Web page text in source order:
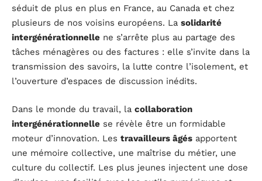
séduit de plus en plus en France, au Canada et chez
plusieurs de nos voisins européens. La solidarité
intergénérationnelle ne s’arrête plus au partage des
tâches ménagères ou des factures : elle s’invite dans la
transmission des savoirs, la lutte contre l’isolement, et
l’ouverture d’espaces de discussion inédits.
Dans le monde du travail, la collaboration
intergénérationnelle se révèle être un formidable
moteur d’innovation. Les travailleurs âgés apportent
une mémoire collective, une maîtrise du métier, une
culture du collectif. Les plus jeunes injectent une dose